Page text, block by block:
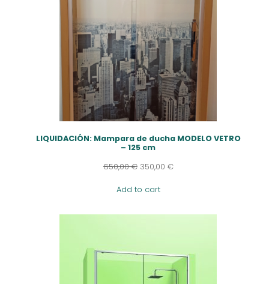
LIQUIDACIÓN: Mampara de ducha MODELO VETRO
– 125 cm
650,00€ 350,00 €
Add to cart